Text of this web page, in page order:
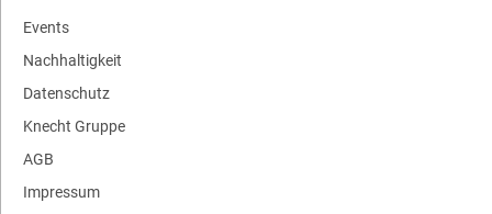
Events
Nachhaltigkeit
Datenschutz
Knecht Gruppe
AGB
Impressum